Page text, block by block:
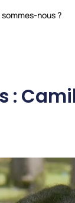
sommes-nous ?
: